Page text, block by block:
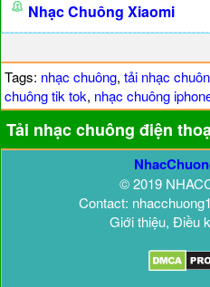
Nhạc Chuông Xiaomi
Tags: nhạc chuông, tải nhạc
chuông tik tok, nhạc chuông
Tải nhạc chuông điện
© 2019
Contact:
Giới thiệu, Điều